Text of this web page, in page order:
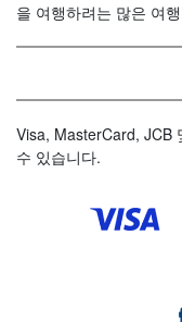
을 여행하려는 많은 여
Visa, MasterCard, JCB
수 있습니다.